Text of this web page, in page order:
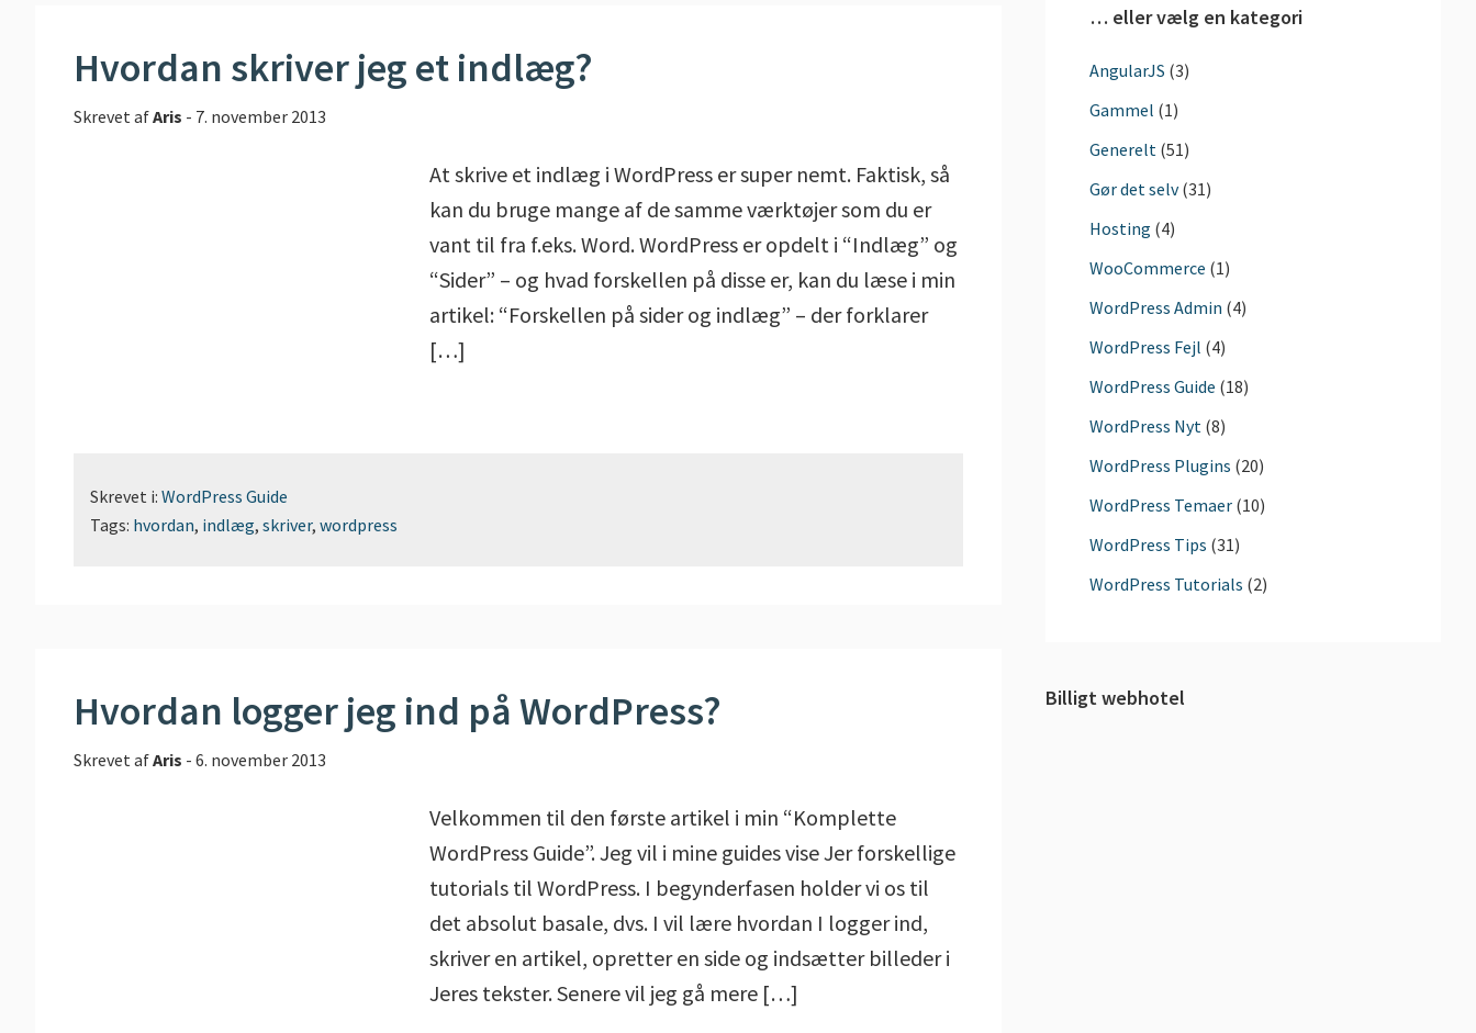
Hvordan skriver jeg et indlæg?
Skrevet afAris - 7. november 2013
At skrive et indlæg i WordPress er super nemt. Faktisk, så
kan du bruge mange af de samme værktøjer som du er
vant til fra f.eks. Word. WordPress er opdelt i “Indlæg” og
“Sider” – og hvad forskellen på disse er, kan du læse i min
artikel: “Forskellen på sider og indlæg” – der forklarer
[…]
Skrevet i: WordPress Guide
Tags: hvordan, indlæg, skriver, wordpress
Hvordan logger jeg ind på WordPress?
Skrevet afAris - 6. november 2013
Velkommen til den første artikel i min “Komplette
WordPress Guide”. Jeg vil i mine guides vise Jer forskellige
tutorials til WordPress. I begynderfasen holder vi os til
det absolut basale, dvs. I vil lære hvordan I logger ind,
skriver en artikel, opretter en side og indsætter billeder i
Jeres tekster. Senere vil jeg gå mere […]
… eller vælg en kategori
AngularJS (3)
Gammel (1)
Generelt (51)
Gør det selv(31)
Hosting (4)
WooCommerce (1)
WordPress Admin (4)
WordPress Fejl (4)
WordPress Guide (18)
WordPress Nyt (8)
WordPress Plugins (20)
WordPress Temaer (10)
WordPress Tips (31)
WordPress Tutorials (2)
Billigt webhotel